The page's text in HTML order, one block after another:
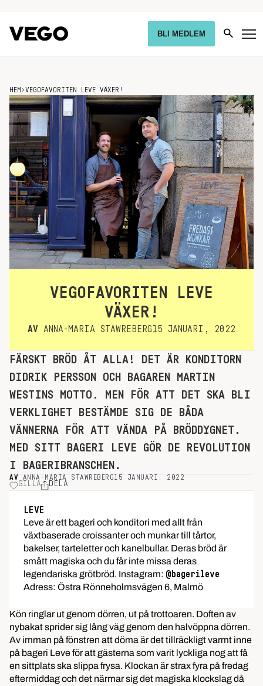
BLI MEDLEM
HEM ›VEGOFAVORITEN LEVE VÄXER!
VEGOFAVORITEN LEVE
VÄXER!
AV ANNA-MARIA STAWREBERG15 JANUARI, 2022
FÄRSKT BRÖD ÅT ALLA! DET ÄR KONDITORN
DIDRIK PERSSON OCH BAGAREN MARTIN
WESTINS MOTTO. MEN FÖR ATT DET SKA BLI
VERKLIGHET BESTÄMDE SIG DE BÅDA
VÄNNERNA FÖR ATT VÄNDA PÅ BRÖDDYGNET.
MED SITT BAGERI LEVE GÖR DE REVOLUTION
I BAGERIBRANSCHEN.
AV ANNA-MARIA STAWREBERG 15 JANUARI, 2022
GILLA DELA
LEVE
Leve är ett bageri och konditori med allt från
växtbaserade croissanter och munkar till tårtor,
bakelser, tarteletter och kanelbullar. Deras bröd är
smått magiska och du får inte missa deras
legendariska grötbröd. Instagram: @bagerileve
Adress: Östra Rönneholmsvägen 6, Malmö
Kön ringlar ut genom dörren, ut på trottoaren. Doften av
nybakat sprider sig lång väg genom den halvöppna dörren.
Av imman på fönstren att döma är det tillräckligt varmt inne
på bageri Leve för att gästerna som varit lyckliga nog att få
en sittplats ska slippa frysa. Klockan är strax fyra på fredag
eftermiddag och det närmar sig det magiska klockslag då